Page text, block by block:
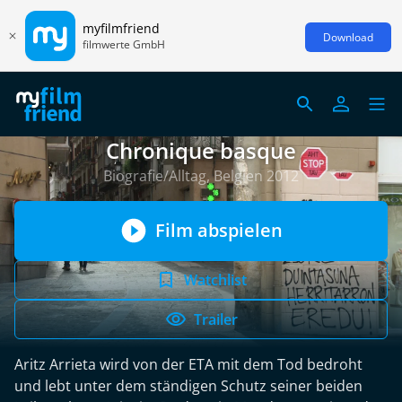
myfilmfriend
filmwerte GmbH Download
Chronique basque
Biografie/Alltag, Belgien 2012
Film abspielen
Watchlist
Trailer
Aritz Arrieta wird von der ETA mit dem Tod bedroht
und lebt unter dem ständigen Schutz seiner beiden